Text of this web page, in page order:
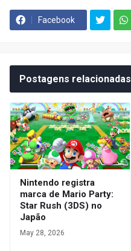
Facebook
Postagens relacionadas
Nintendo registra
marca de Mario Party:
Star Rush (3DS) no
Japão
May 28, 2026